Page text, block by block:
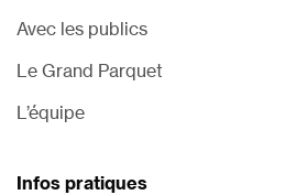
Avec les publics
Le Grand Parquet
L’équipe
Infos pratiques